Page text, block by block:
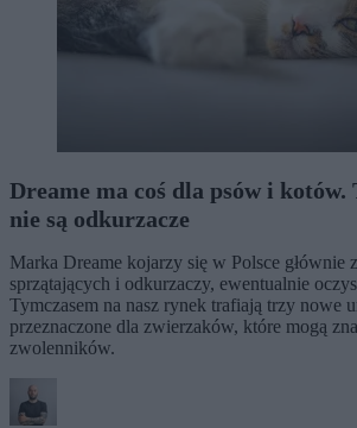
Dreame ma coś dla psów i kotów.
nie są odkurzacze
Marka Dreame kojarzy się w Polsce głównie
sprzątających i odkurzaczy, ewentualnie
Tymczasem na nasz rynek trafiają trzy nowe
przeznaczone dla zwierzaków, które mogą
zwolenników.